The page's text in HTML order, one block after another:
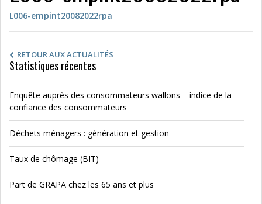
L006-empint20082022rpa
RETOUR AUX ACTUALITÉS
Statistiques récentes
Enquête auprès des consommateurs wallons – indice de la
confiance des consommateurs
Déchets ménagers : génération et gestion
Taux de chômage (BIT)
Part de GRAPA chez les 65 ans et plus